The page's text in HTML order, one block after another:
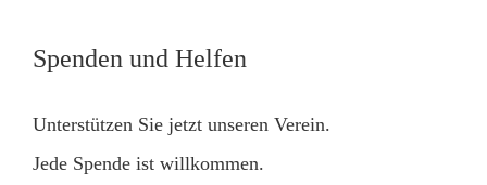
Spenden und Helfen
Unterstützen Sie jetzt unseren Verein.
Jede Spende ist willkommen.